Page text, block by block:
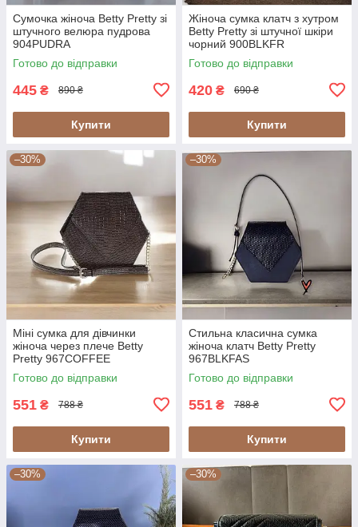
Сумочка жіноча Betty Pretty зі
штучного велюра пудрова
904PUDRA
Готово до відправки
445 ₴ 890 ₴
Купити
Жіноча сумка клатч з хутром
Betty Pretty зі штучної шкіри
чорний 900BLKFR
Готово до відправки
420 ₴ 690 ₴
Купити
–30%
Міні сумка для дівчинки
жіноча через плече Betty
Pretty 967COFFEE
Готово до відправки
551 ₴ 788 ₴
Купити
–30%
Стильна класична сумка
жіноча клатч Betty Pretty
967BLKFAS
Готово до відправки
551 ₴ 788 ₴
Купити
–30% –30%